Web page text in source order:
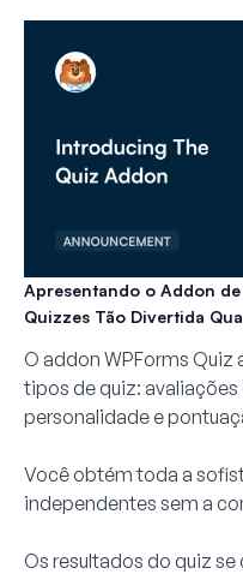
Apresentando o Addon
Quizzes Tão Divertida
O addon WPForms
tipos de quiz:
personalidade e
Você obtém toda a
independentes sem a
Os resultados do quiz